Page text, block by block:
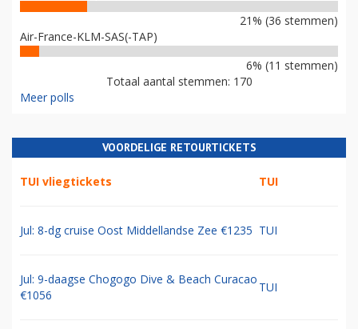
21% (36 stemmen)
Air-France-KLM-SAS(-TAP)
6% (11 stemmen)
Totaal aantal stemmen: 170
Meer polls
VOORDELIGE RETOURTICKETS
TUI vliegtickets TUI
Jul: 8-dg cruise Oost Middellandse Zee €1235 TUI
Jul: 9-daagse Chogogo Dive & Beach Curacao
€1056
TUI